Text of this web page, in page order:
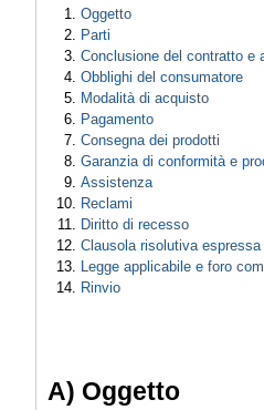
Oggetto
Parti
Conclusione del contratto e
Obblighi del consumatore
Modalità di acquisto
Pagamento
Consegna dei prodotti
Garanzia di conformità e
Assistenza
Reclami
Diritto di recesso
Clausola risolutiva espressa
Legge applicabile e foro
Rinvio
A) Oggetto